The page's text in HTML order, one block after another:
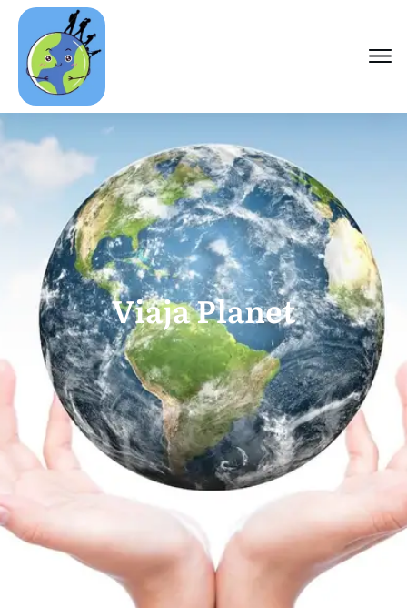
Viaja Planet